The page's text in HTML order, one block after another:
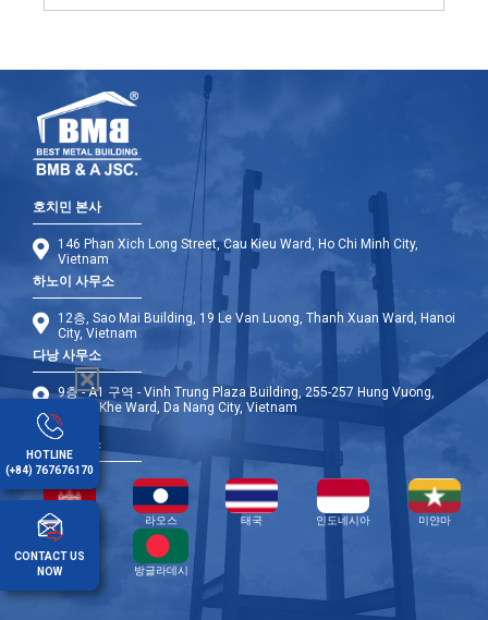
호치민 본사
146 Phan Xich Long Street, Cau Kieu Ward, Ho Chi Minh City,
Vietnam
하노이 사무소
12층, Sao Mai Building, 19 Le Van Luong, Thanh Xuan Ward, Hanoi
City, Vietnam
다낭 사무소
9층 - A1 구역 - Vinh Trung Plaza Building, 255-257 Hung Vuong,
Thanh Khe Ward, Da Nang City, Vietnam
해외 사무소
캄보디아 라오스 태국 인도네시아 미얀마
필리핀 방글라데시
HOTLINE
(+84) 767676170
CONTACT US
NOW